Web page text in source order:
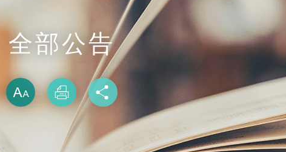
全部公告
放大
列印